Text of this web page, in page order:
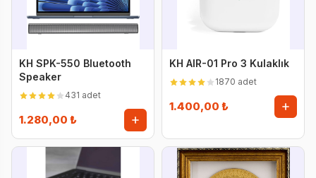
KH SPK-550 Bluetooth
Speaker
431 adet
1.280,00 ₺
KH AIR-01 Pro 3 Kulaklık
1870 adet
1.400,00 ₺